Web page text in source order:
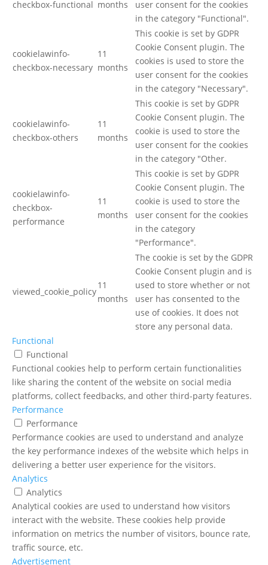
checkbox-functional months
user consent for the cookies
in the category "Functional".
cookielawinfo-
checkbox-necessary
11
months
This cookie is set by GDPR
Cookie Consent plugin. The
cookies is used to store the
user consent for the cookies
in the category "Necessary".
cookielawinfo-
checkbox-others
11
months
This cookie is set by GDPR
Cookie Consent plugin. The
cookie is used to store the
user consent for the cookies
in the category "Other.
cookielawinfo-
checkbox-
performance
11
months
This cookie is set by GDPR
Cookie Consent plugin. The
cookie is used to store the
user consent for the cookies
in the category
"Performance".
viewed_cookie_policy
11
months
The cookie is set by the GDPR
Cookie Consent plugin and is
used to store whether or not
user has consented to the
use of cookies. It does not
store any personal data.
Functional
Functional
Functional cookies help to perform certain functionalities
like sharing the content of the website on social media
platforms, collect feedbacks, and other third-party features.
Performance
Performance
Performance cookies are used to understand and analyze
the key performance indexes of the website which helps in
delivering a better user experience for the visitors.
Analytics
Analytics
Analytical cookies are used to understand how visitors
interact with the website. These cookies help provide
information on metrics the number of visitors, bounce rate,
traffic source, etc.
Advertisement